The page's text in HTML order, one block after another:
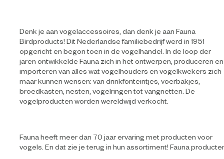
Denk je aan vogelaccessoires, dan denk je aan Fauna
Birdproducts! Dit Nederlandse familiebedrijf werd in 1951
opgericht en begon toen in de vogelhandel. In de loop der
jaren ontwikkelde Fauna zich in het ontwerpen, produceren en
importeren van alles wat vogelhouders en vogelkwekers zich
maar kunnen wensen: van drinkfonteintjes, voerbakjes,
broedkasten, nesten, vogelringen tot vangnetten. De
vogelproducten worden wereldwijd verkocht.
Fauna heeft meer dan 70 jaar ervaring met producten voor
vogels. En dat zie je terug in hun assortiment! Fauna